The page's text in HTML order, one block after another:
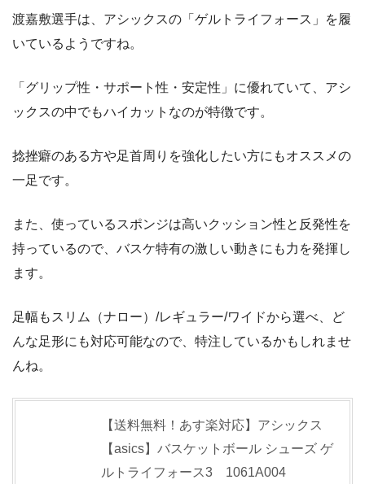
渡嘉敷選手は、アシックスの「ゲルトライフォース」を履
いているようですね。
「グリップ性・サポート性・安定性」に優れていて、アシ
ックスの中でもハイカットなのが特徴です。
捻挫癖のある方や足首周りを強化したい方にもオススメの
一足です。
また、使っているスポンジは高いクッション性と反発性を
持っているので、バスケ特有の激しい動きにも力を発揮し
ます。
足幅もスリム（ナロー）/レギュラー/ワイドから選べ、ど
んな足形にも対応可能なので、特注しているかもしれませ
んね。
【送料無料！あす楽対応】アシックス
【asics】バスケットボール シューズ ゲ
ルトライフォース3 1061A004